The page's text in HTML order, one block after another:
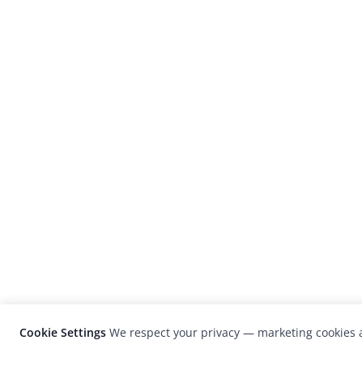
Cookie Settings We respect your privacy — marketing